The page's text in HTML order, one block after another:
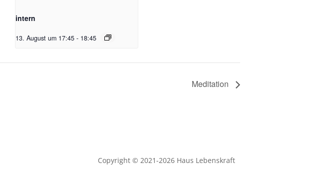
intern
13. August um 17:45 - 18:45
Meditation
Copyright © 2021-2026 Haus Lebenskraft